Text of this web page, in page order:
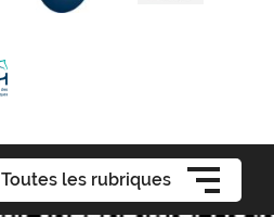
Toutes les rubriques